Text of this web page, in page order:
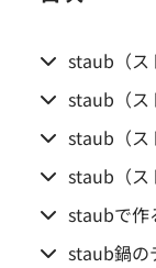
staub（ス
staub（ス
staub（ス
staub（ス
staubで作
staub鍋の